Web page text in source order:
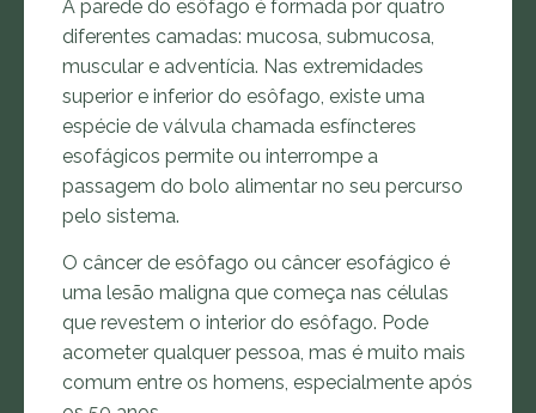
A parede do esôfago é formada por quatro
diferentes camadas: mucosa, submucosa,
muscular e adventícia. Nas extremidades
superior e inferior do esôfago, existe uma
espécie de válvula chamada esfíncteres
esofágicos permite ou interrompe a
passagem do bolo alimentar no seu percurso
pelo sistema.
O câncer de esôfago ou câncer esofágico é
uma lesão maligna que começa nas células
que revestem o interior do esôfago. Pode
acometer qualquer pessoa, mas é muito mais
comum entre os homens, especialmente após